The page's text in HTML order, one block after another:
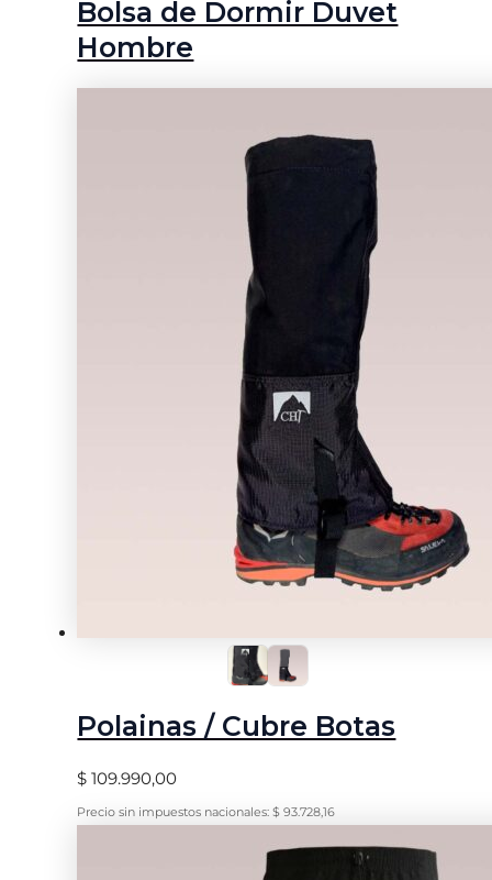
Bolsa de Dormir Duvet
Hombre
Polainas / Cubre Botas
$ 109.990,00
Precio sin impuestos nacionales:$ 93.728,16